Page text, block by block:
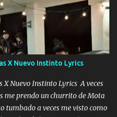
X Nuevo Instinto Lyrics
X Nuevo Instinto Lyrics A veces
me prendo un churrito de Mota
tumbado a veces me visto como